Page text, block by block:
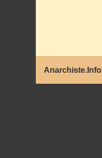
Anarchiste.Info